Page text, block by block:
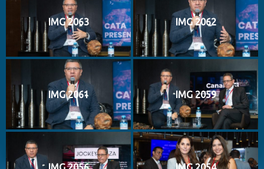
IMG 2063 IMG 2062
IMG 2061 IMG 2059